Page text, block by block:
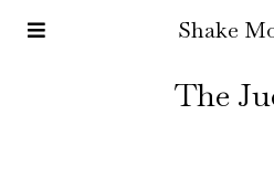
Shake
The